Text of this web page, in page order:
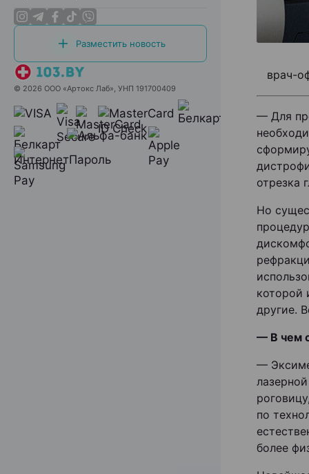
Разместить новость
© 2026 ООО «Артокс Лаб», УНП 191700409
врач-
— Для
отрезка
Но
которой
другие.
— В чем
—
по
более